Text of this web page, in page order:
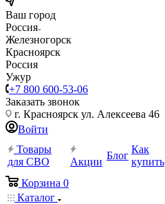
Ваш город
Россия
Железногорск
Красноярск
Россия
Ужур
+7 800 600-53-06
Заказать звонок
г. Красноярск ул. Алексеева 46
Войти
Товары
для СВО
Акции
Блог
Как
купить
Корзина 0
Каталог